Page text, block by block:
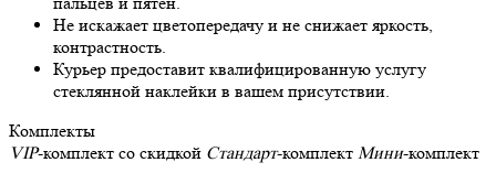
Не искажает цветопередачу и не снижает яркость,
контрастность.
Курьер предоставит квалифицированную услугу
стеклянной наклейки в вашем присутствии.
Комплекты
VIP-комплект со скидкой Стандарт-комплект Мини-комплект